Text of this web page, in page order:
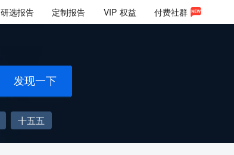
研选报告 定制报告 VIP 权益 付费社群
发现一下
十五五